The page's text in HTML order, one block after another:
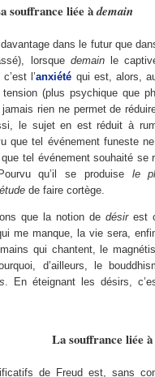
souffrance liée àdemain
davantage dans le futur que
lorsque demainle
l’anxiété qui est, alors,
tension (plus psychique que
rien ne permet de
le sujet en est réduit à
que tel événement funeste
tel événement souhaité se
qu’il se produise le
de faire cortège.
que la notion de désirest
me manque, la vie sera,
qui chantent, le
d’ailleurs, le
. En éteignant les désirs,
La souffrance liée à
de Freud est, sans